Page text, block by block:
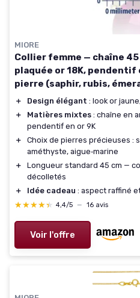
MIORE
Collier femme — chaîne
plaquée or 18K, pendentif
pierre (saphir, rubis,
améthyste, aigue‑marine)
＋ Design élégant : look or
＋
Matières mixtes : chaîne en
pendentif en or 9K
＋
Choix de pierres précieuses :
améthyste, aigue‑marine
＋
Longueur standard 45 cm —
décolletés
＋
Idée cadeau : aspect raffiné
★★★★★
★★★★★ 4,4/5 — 16 avis
Voir l'offre